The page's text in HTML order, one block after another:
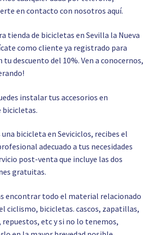
en contacto con nosotros aquí.
tienda de bicicletas en Sevilla la Nueva
como cliente ya registrado para
descuento del 10%. Ven a conocernos,
instalar tus accesorios en
bicicletas.
bicicleta en Seviciclos, recibes el
adecuado a tus necesidades
post-venta que incluye las dos
gratuitas.
encontrar todo el material relacionado
ciclismo, bicicletas. cascos, zapatillas,
repuestos, etc y si no lo tenemos,